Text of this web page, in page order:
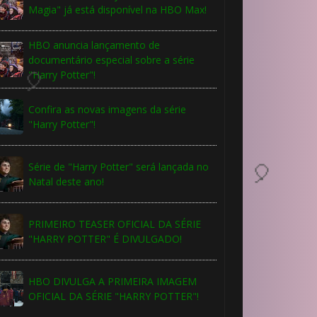
Magia" já está disponível na HBO Max!
HBO anuncia lançamento de
documentário especial sobre a série
"Harry Potter"!
Confira as novas imagens da série
"Harry Potter"!
Série de "Harry Potter" será lançada no
Natal deste ano!
PRIMEIRO TEASER OFICIAL DA SÉRIE
"HARRY POTTER" É DIVULGADO!
HBO DIVULGA A PRIMEIRA IMAGEM
OFICIAL DA SÉRIE "HARRY POTTER"!
1️⃣ 8️⃣
1️⃣ 8️⃣